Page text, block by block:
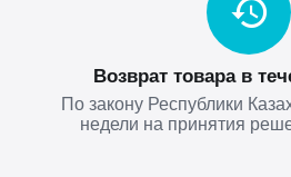
Возврат товара в
По закону Республики
недели на принятия